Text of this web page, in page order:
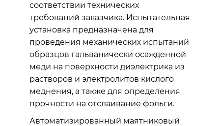
соответствии технических
требований заказчика. Испытательная
установка предназначена для
проведения механических испытаний
образцов гальванически осажденной
меди на поверхности диэлектрика из
растворов и электролитов кислого
меднения, а также для определения
прочности на отслаивание фольги.
Автоматизированный маятниковый